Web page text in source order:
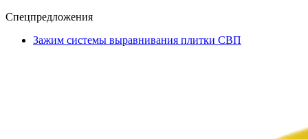
Спецпредложения
Зажим системы выравнивания плитки СВП